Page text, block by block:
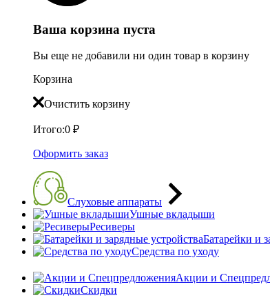
Ваша корзина пуста
Вы еще не добавили ни один товар в корзину
Корзина
Очистить корзину
Итого:0 ₽
Оформить заказ
Слуховые аппараты
Ушные вкладыши
Ресиверы
Батарейки и
Средства по уходу
Акции и
Скидки